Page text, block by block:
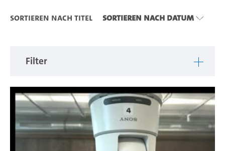
Sortieren nach Titel Sortieren nach Datum
Filter